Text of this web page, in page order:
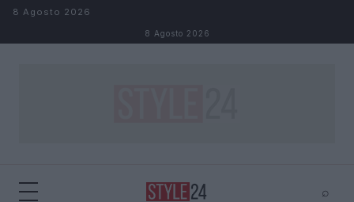
Salta al contenuto
8 Agosto 2026
8 Agosto 2026
⌕